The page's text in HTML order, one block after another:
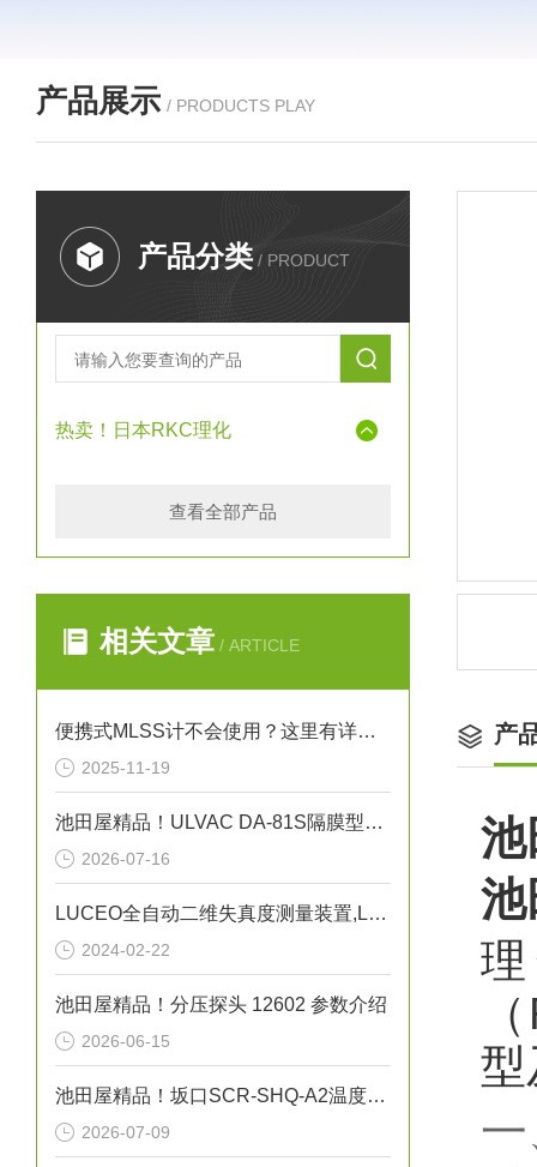
产品展示 / PRODUCTS PLAY
产品分类 / PRODUCT
热卖！日本RKC理化
查看全部产品
相关文章 / ARTICLE
便携式MLSS计不会使用？这里有详细的使用攻略
2025-11-19
池田屋精品！ULVAC DA-81S隔膜型干式真空泵
2026-07-16
LUCEO全自动二维失真度测量装置,LSM-9000LE讲解
2024-02-22
池田屋精品！分压探头 12602 参数介绍
2026-06-15
池田屋精品！坂口SCR-SHQ-A2温度控制器技术参数
2026-07-09
产
池
池
型